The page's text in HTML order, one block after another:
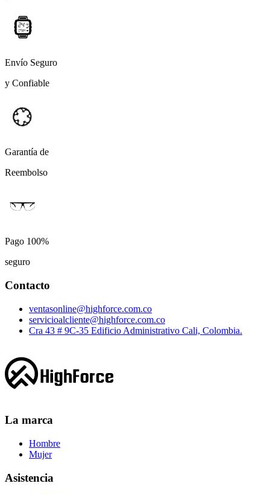
Envío Seguro
y Confiable
Garantía de
Reembolso
Pago 100%
seguro
Contacto
ventasonline@highforce.com.co
servicioalcliente@highforce.com.co
Cra 43 # 9C-35 Edificio Administrativo Cali, Colombia.
La marca
Hombre
Mujer
Asistencia